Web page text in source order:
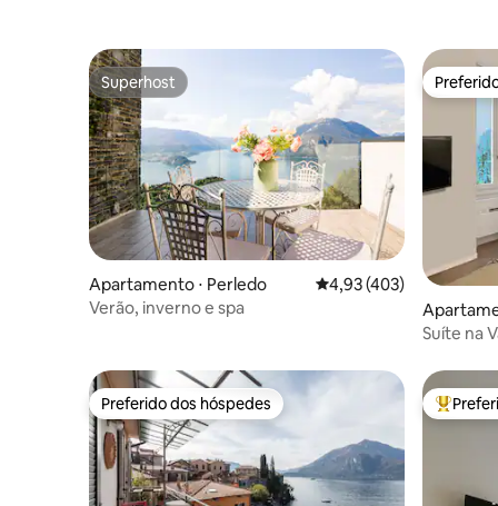
Superhost
Superhost
Apartamento ⋅ Perledo 4,93 de uma avaliação
4,93 (403)
Verão, inverno e spa
Suíte na
Preferido dos hóspedes
Preferido dos hóspedes Entre os